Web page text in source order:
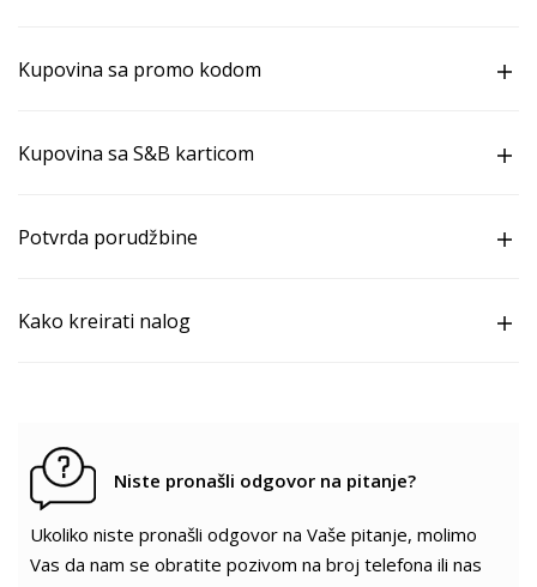
Kupovina sa promo kodom
Kupovina sa S&B karticom
Potvrda porudžbine
Kako kreirati nalog
Niste pronašli odgovor na pitanje?
Ukoliko niste pronašli odgovor na Vaše pitanje, molimo
Vas da nam se obratite pozivom na broj telefona ili nas